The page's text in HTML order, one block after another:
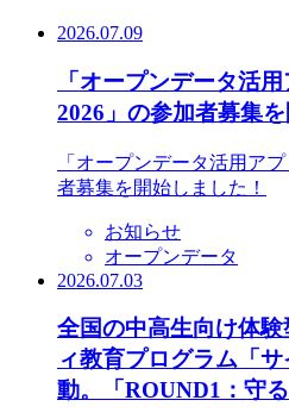
2026.07.09
「オープンデータ活
2026」の参加者募集
「オープンデータ活用ア
者募集を開始しました！
お知らせ
オープンデータ
2026.07.03
全国の中高生向け体
ィ教育プログラム「
動。「ROUND1：守